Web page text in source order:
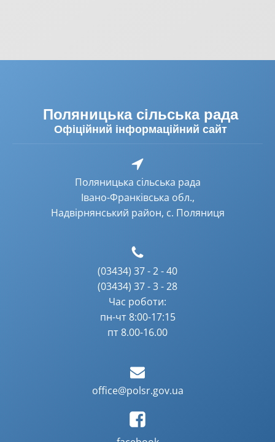
Поляницька сільська рада
Офіційний інформаційний сайт
Поляницька сільська рада
Івано-Франківська обл.,
Надвірнянський район, с. Поляниця
(03434) 37 - 2 - 40
(03434) 37 - 3 - 28
Час роботи:
пн-чт 8:00-17:15
пт 8.00-16.00
office@polsr.gov.ua